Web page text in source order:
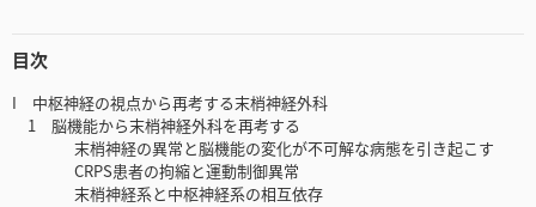
目次
I 中枢神経の視点から再考する末梢神経外科
1 脳機能から末梢神経外科を再考する
末梢神経の異常と脳機能の変化が不可解な病態を引き起こす
CRPS患者の拘縮と運動制御異常
末梢神経系と中枢神経系の相互依存